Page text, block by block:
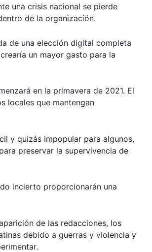
una crisis nacional se pierde
de la organización.
de una elección digital completa
un mayor gasto para la
en la primavera de 2021. El
locales que mantengan
y quizás impopular para algunos,
preservar la supervivencia de
incierto proporcionarán una
de las redacciones, los
debido a guerras y violencia y